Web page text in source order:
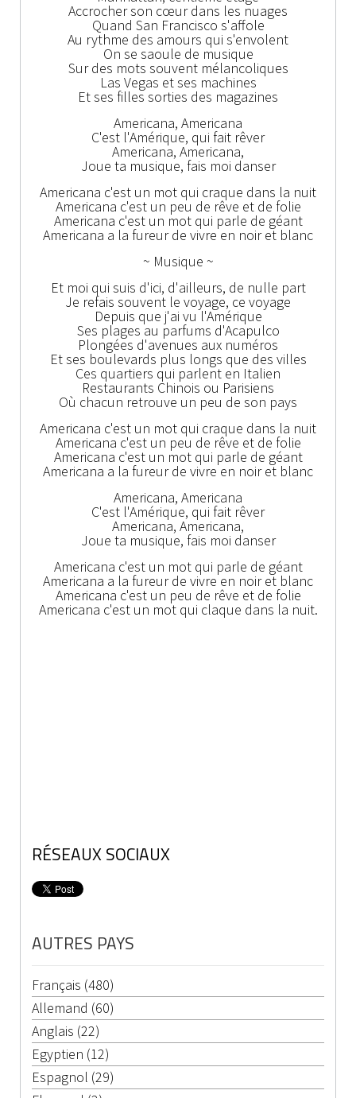
Accrocher son cœur dans les nuages
Quand San Francisco s'affole
Au rythme des amours qui s'envolent
On se saoule de musique
Sur des mots souvent mélancoliques
Las Vegas et ses machines
Et ses filles sorties des magazines
Americana, Americana
C'est l'Amérique, qui fait rêver
Americana, Americana,
Joue ta musique, fais moi danser
Americana c'est un mot qui craque dans la nuit
Americana c'est un peu de rêve et de folie
Americana c'est un mot qui parle de géant
Americana a la fureur de vivre en noir et blanc
~ Musique ~
Et moi qui suis d'ici, d'ailleurs, de nulle part
Je refais souvent le voyage, ce voyage
Depuis que j'ai vu l'Amérique
Ses plages au parfums d'Acapulco
Plongées d'avenues aux numéros
Et ses boulevards plus longs que des villes
Ces quartiers qui parlent en Italien
Restaurants Chinois ou Parisiens
Où chacun retrouve un peu de son pays
Americana c'est un mot qui craque dans la nuit
Americana c'est un peu de rêve et de folie
Americana c'est un mot qui parle de géant
Americana a la fureur de vivre en noir et blanc
Americana, Americana
C'est l'Amérique, qui fait rêver
Americana, Americana,
Joue ta musique, fais moi danser
Americana c'est un mot qui parle de géant
Americana a la fureur de vivre en noir et blanc
Americana c'est un peu de rêve et de folie
Americana c'est un mot qui claque dans la nuit.
RÉSEAUX SOCIAUX
AUTRES PAYS
Français (480)
Allemand (60)
Anglais (22)
Egyptien (12)
Espagnol (29)